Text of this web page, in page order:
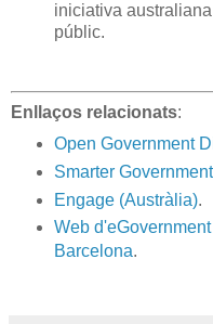
iniciativa
públic.
Enllaços relacionats:
Open Government
Smarter
Engage (Austràlia).
Web
Barcelona.